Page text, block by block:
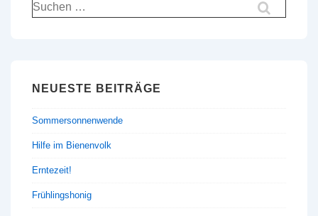
Suchen
nach:
NEUESTE BEITRÄGE
Sommersonnenwende
Hilfe im Bienenvolk
Erntezeit!
Frühlingshonig